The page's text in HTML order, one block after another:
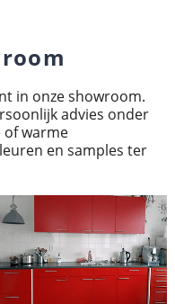
in onze showroom.
advies onder
of warme
en samples ter